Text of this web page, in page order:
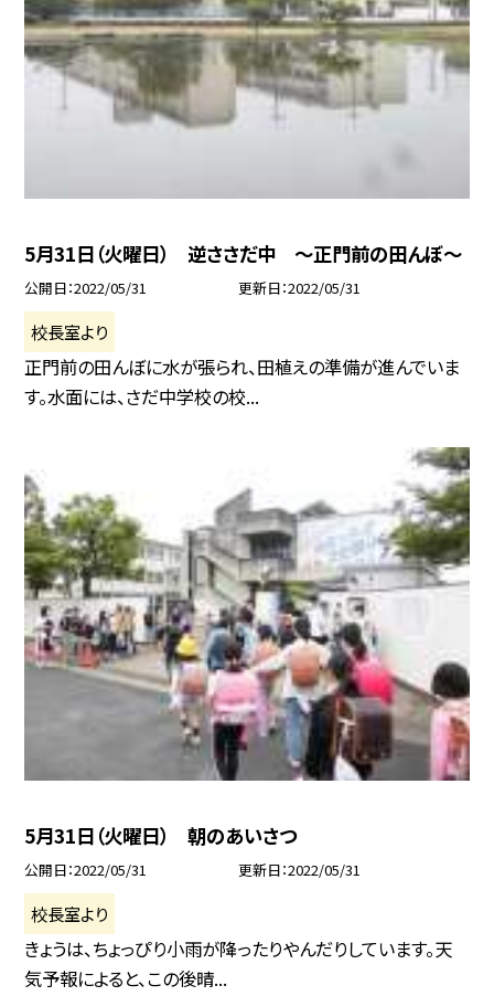
5月31日（火曜日） 逆ささだ中 〜正門前の田んぼ〜
公開日 2022/05/31 更新日 2022/05/31
校長室より
正門前の田んぼに水が張られ、田植えの準備が進んでいま
す。水面には、さだ中学校の校...
5月31日（火曜日） 朝のあいさつ
公開日 2022/05/31 更新日 2022/05/31
校長室より
きょうは、ちょっぴり小雨が降ったりやんだりしています。天
気予報によると、この後晴...